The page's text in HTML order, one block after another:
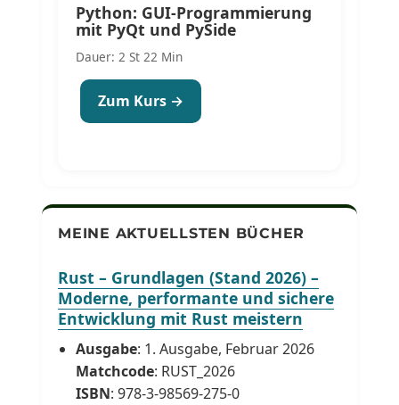
Python: GUI-Programmierung
mit PyQt und PySide
Dauer: 2 St 22 Min
Zum Kurs →
MEINE AKTUELLSTEN BÜCHER
Rust – Grundlagen (Stand 2026) –
Moderne, performante und sichere
Entwicklung mit Rust meistern
Ausgabe: 1. Ausgabe, Februar 2026
Matchcode: RUST_2026
ISBN: 978-3-98569-275-0